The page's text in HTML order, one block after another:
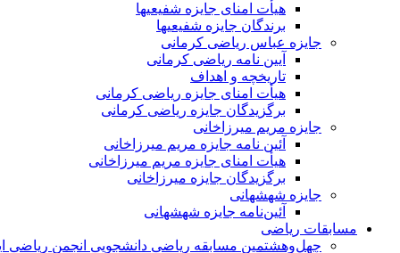
هیأت امنای جایزه شفیعیها
برندگان جایزه شفیعیها
جایزه عباس ریاضی کرمانی
آیین نامه ریاضی کرمانی
تاریخچه و اهداف
هیأت امنای جایزه ریاضی کرمانی
برگزیدگان جایزه ریاضی کرمانی
جایزه مریم میرزاخانی
آئین نامه جایزه مریم میرزاخانی
هیأت امنای جایزه مریم میرزاخانی
برگزیدگان جایزه میرزاخانی
جایزه شهشهانی
آئین‌نامه جایزه شهشهانی
مسابقات ریاضی
چهل‌و‌هشتمین مسابقه ریاضی دانشجویی انجمن ریاضی